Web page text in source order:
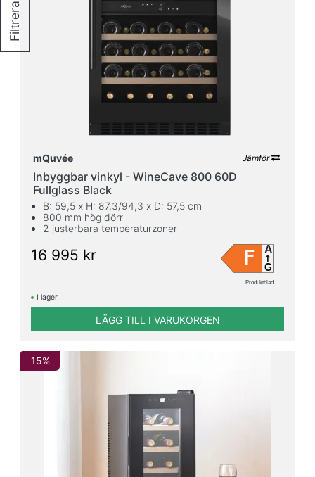
Filtrera
mQuvée Jämför
Inbyggbar vinkyl - WineCave 800 60D
Fullglass Black
B: 59,5 x H: 87,3/94,3 x D: 57,5 cm
800 mm hög dörr
2 justerbara temperaturzoner
16 995 kr F A
G
Produktblad
I lager
LÄGG TILL I VARUKORGEN
15%